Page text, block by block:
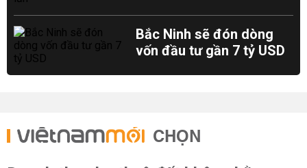
Bắc Ninh sẽ đón dòng
vốn đầu tư gần 7 tỷ USD
CHỌN